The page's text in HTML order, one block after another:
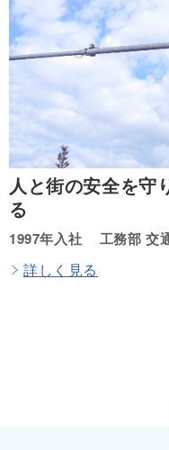
人と街の安全を守
る
1997年入社 工務部 交
詳しく見る